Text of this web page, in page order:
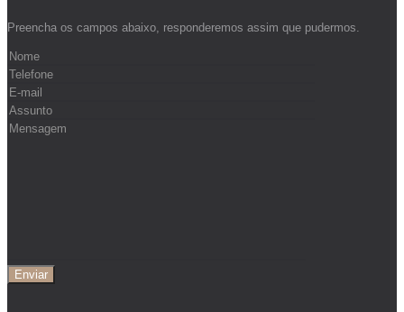
Preencha os campos abaixo, responderemos assim que pudermos.